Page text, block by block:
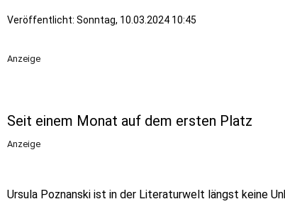
Veröffentlicht: Sonntag, 10.03.2024 10:45
Anzeige
Seit einem Monat auf dem ersten Platz
Anzeige
Ursula Poznanski ist in der Literaturwelt längst keine